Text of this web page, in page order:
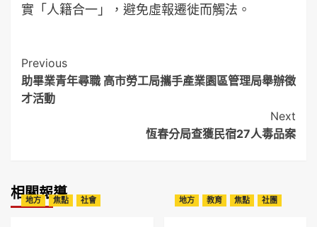
實「人籍合一」，避免虛報遷徙而觸法。
Post
Navigation
Previous
助畢業青年尋職 高市勞工局攜手產業園區管理局舉辦徵
才活動
Next
恆春分局查獲民宿27人毒品案
相關報導
地方 焦點 社會 地方 教育 焦點 社團